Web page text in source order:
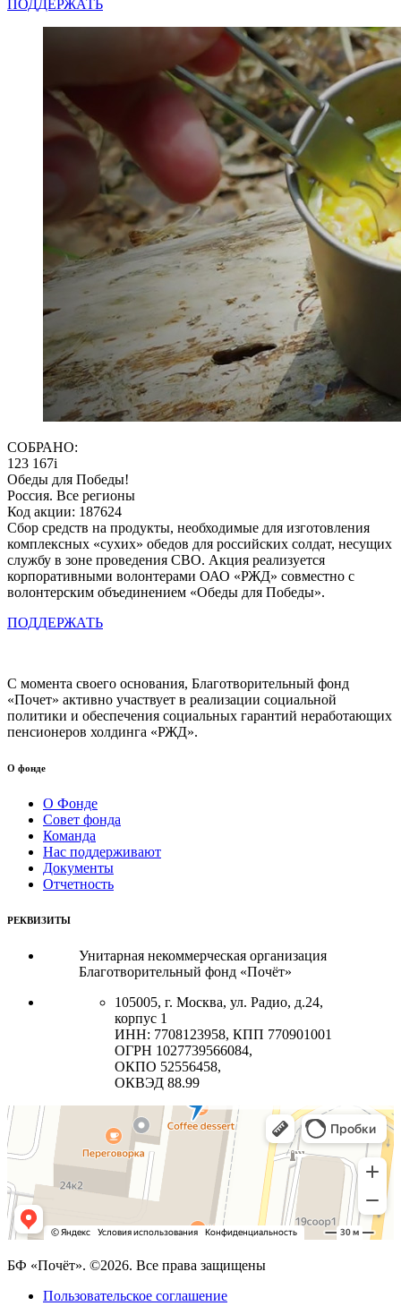
ПОДДЕРЖАТЬ
СОБРАНО:
123 167i
Обеды для Победы!
Россия. Все регионы
Код акции: 187624
Сбор средств на продукты, необходимые для изготовления
комплексных «сухих» обедов для российских солдат, несущих
службу в зоне проведения СВО. Акция реализуется
корпоративными волонтерами ОАО «РЖД» совместно с
волонтерским объединением «Обеды для Победы».
ПОДДЕРЖАТЬ
С момента своего основания, Благотворительный фонд
«Почет» активно участвует в реализации социальной
политики и обеспечения социальных гарантий неработающих
пенсионеров холдинга «РЖД».
О фонде
О Фонде
Совет фонда
Команда
Нас поддерживают
Документы
Отчетность
РЕКВИЗИТЫ
Унитарная некоммерческая организация
Благотворительный фонд «Почёт»
105005, г. Москва, ул. Радио, д.24,
корпус 1
ИНН: 7708123958, КПП 770901001
ОГРН 1027739566084,
ОКПО 52556458,
ОКВЭД 88.99
БФ «Почёт». ©2026. Все права защищены
Пользовательское соглашение